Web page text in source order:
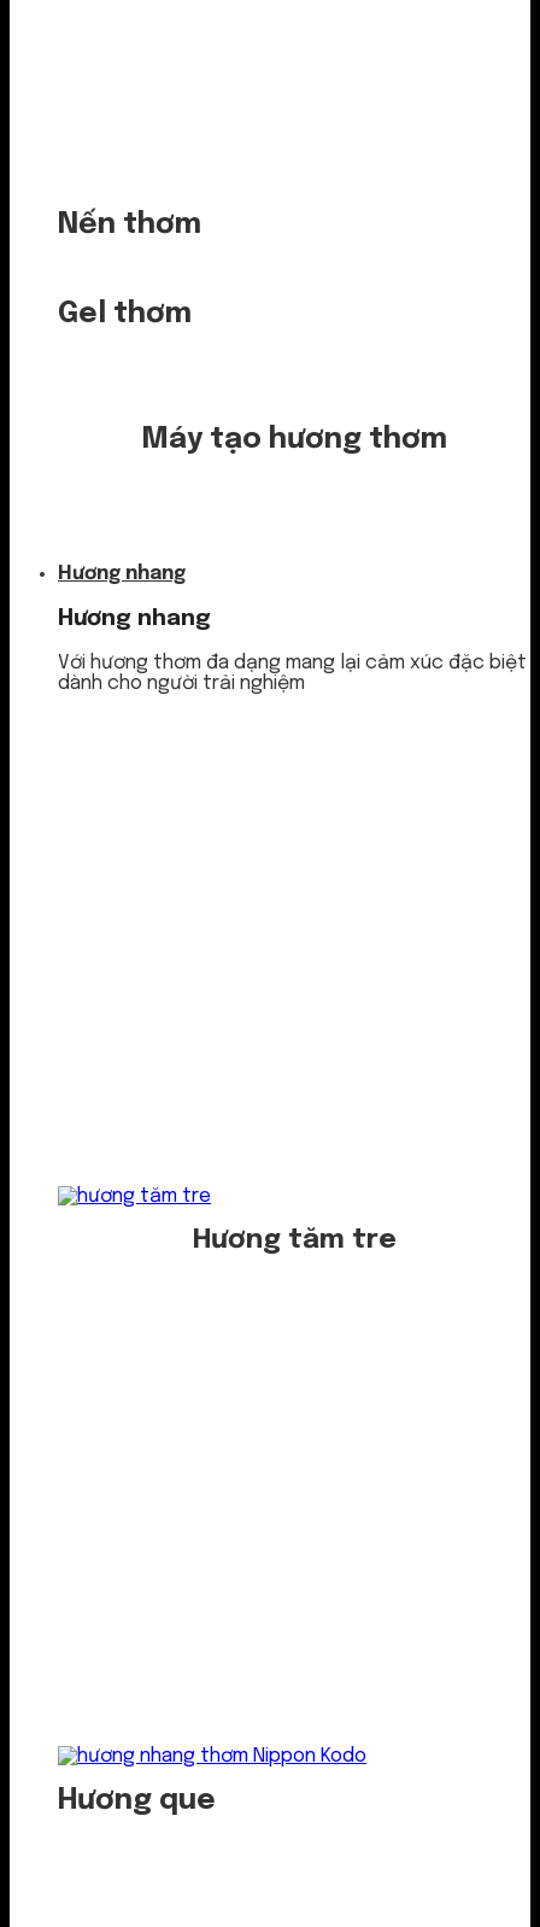
Nến thơm
Gel thơm
Máy tạo hương thơm
Hương nhang
Hương nhang
Với hương thơm đa dạng mang lại cảm xúc đặc biệt
dành cho người trải nghiệm
Hương tăm tre
Hương que